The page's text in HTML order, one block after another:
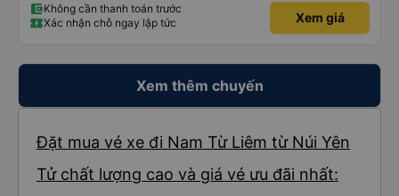
khoảng 9 tiếng. Tôi hài lòng với giá vé 480.000 VND.
Không cần thanh toán trước
Xác nhận chỗ ngay lập tức
Xem giá
Xem thêm chuyến
Đặt mua vé xe đi Nam Từ Liêm từ Núi Yên
Tử chất lượng cao và giá vé ưu đãi nhất: